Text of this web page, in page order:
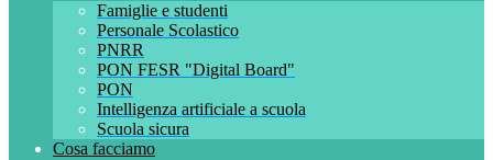
Famiglie e studenti
Personale Scolastico
PNRR
PON FESR "Digital Board"
PON
Intelligenza artificiale a scuola
Scuola sicura
Cosa facciamo